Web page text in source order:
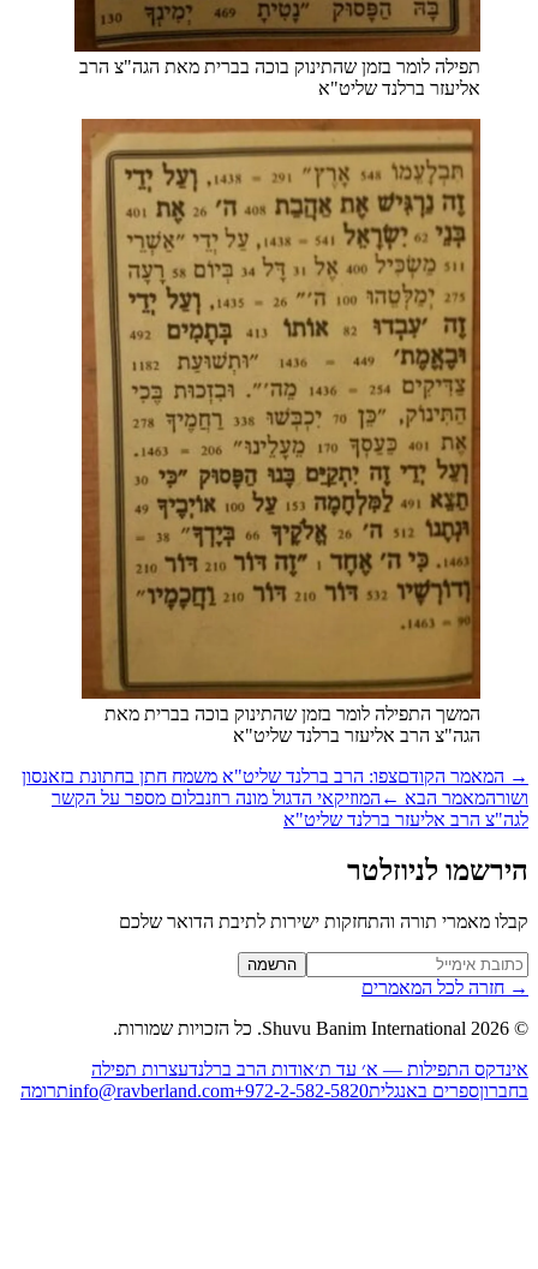
תפילה לומר בזמן שהתינוק בוכה בברית מאת הגה"צ הרב
אליעזר ברלנד שליט"א
המשך התפילה לומר בזמן שהתינוק בוכה בברית מאת
הגה"צ הרב אליעזר ברלנד שליט"א
המאמר הקודםצפו: הרב ברלנד שליט"א משמח חתן בחתונת בזאנסון
המאמר הבא ← המוזיקאי הדגול מונה רוזנבלום מספר על הקשר
הרב אליעזר ברלנד שליט"א
לניוזלטר
מאמרי תורה והתחזקות ישירות לתיבת הדואר שלכם
Website (leave הרשמה
חזרה לכל המאמרים
2026
Shuvu Banim International.
כל הזכויות שמורות.
התפילות — א׳ עד ת׳אודות הרב ברלנדעצרות תפילה
ספרים באנגלית info@ravberland.com+972-2-582-5820 תרומה